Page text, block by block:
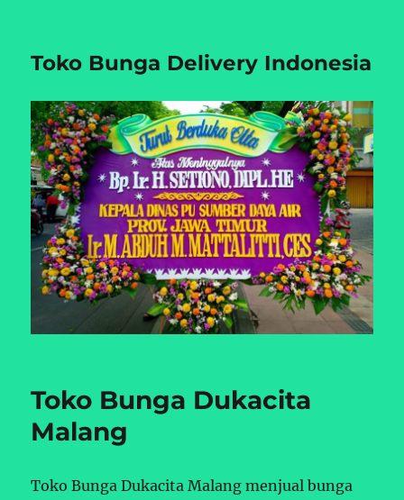
Toko Bunga Delivery Indonesia
Toko Bunga Dukacita
Malang
Toko Bunga Dukacita Malang menjual bunga